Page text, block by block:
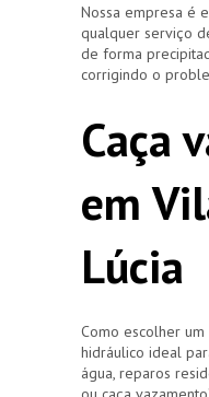
Nossa empresa é
qualquer serviço
de forma
corrigindo o
Caça
em
Lúcia
Como escolher
hidráulico ideal
água, reparos